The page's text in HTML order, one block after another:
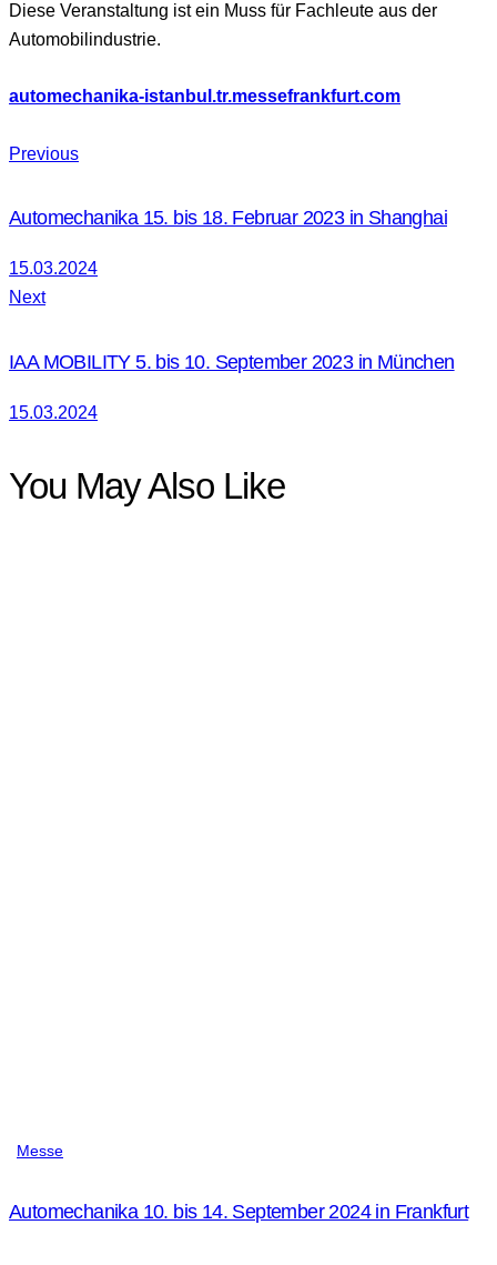
Diese Veranstaltung ist ein Muss für Fachleute aus der
Automobilindustrie.
automechanika-istanbul.tr.messefrankfurt.com
Previous
Automechanika 15. bis 18. Februar 2023 in Shanghai
15.03.2024
Next
IAA MOBILITY 5. bis 10. September 2023 in München
15.03.2024
You May Also Like
Messe
Automechanika 10. bis 14. September 2024 in Frankfurt